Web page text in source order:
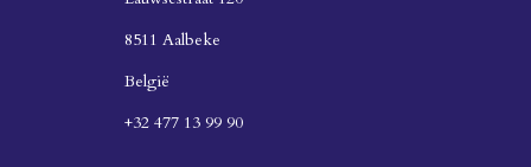
8511 Aalbeke
België
+32 477 13 99 90